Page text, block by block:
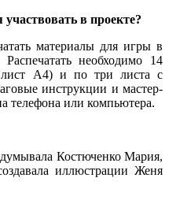
в проекте?
материалы для игры в
необходимо 14
лист А4) и по три листа с
инструкции и мастер-
телефона или компьютера.
Костюченко Мария,
иллюстрации Женя